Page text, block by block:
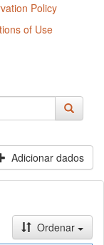
Policy
of Use
Adicionar dados
Ordenar